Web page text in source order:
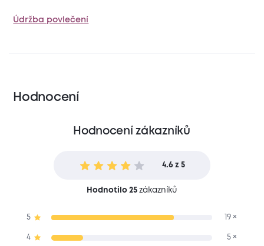
Údržba povlečení
Hodnocení
Hodnocení zákazníků
4.6 z 5
Hodnotilo 25 zákazníků
5 19 ×
4 5 ×